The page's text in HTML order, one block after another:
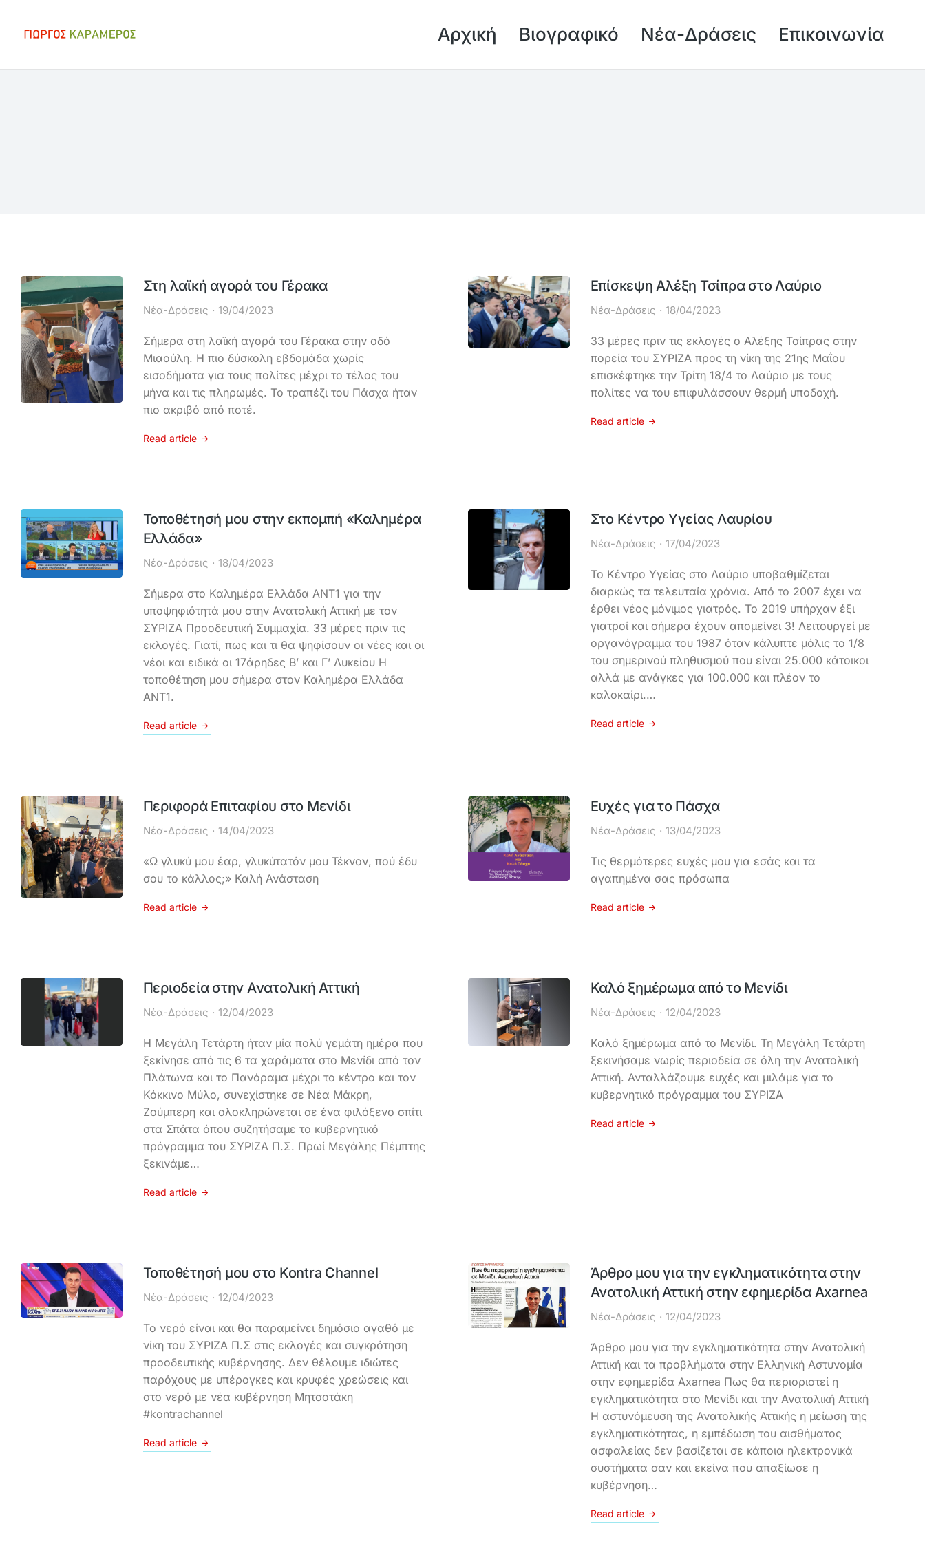
Αρχική Βιογραφικό Νέα-Δράσεις Επικοινωνία
Στη λαϊκή αγορά του Γέρακα
Νέα-Δράσεις 19/04/2023
Σήμερα στη λαϊκή αγορά του Γέρακα στην οδό
Μιαούλη. Η πιο δύσκολη εβδομάδα χωρίς
εισοδήματα για τους πολίτες μέχρι το τέλος του
μήνα και τις πληρωμές. Το τραπέζι του Πάσχα ήταν
πιο ακριβό από ποτέ.
Read article
Επίσκεψη Αλέξη Τσίπρα στο Λαύριο
Νέα-Δράσεις 18/04/2023
33 μέρες πριν τις εκλογές ο Αλέξης Τσίπρας στην
πορεία του ΣΥΡΙΖΑ προς τη νίκη της 21ης Μαΐου
επισκέφτηκε την Τρίτη 18/4 το Λαύριο με τους
πολίτες να του επιφυλάσσουν θερμή υποδοχή.
Read article
Τοποθέτησή μου στην εκπομπή «Καλημέρα
Ελλάδα»
Νέα-Δράσεις 18/04/2023
Σήμερα στο Καλημέρα Ελλάδα ANT1 για την
υποψηφιότητά μου στην Ανατολική Αττική με τον
ΣΥΡΙΖΑ Προοδευτική Συμμαχία. 33 μέρες πριν τις
εκλογές. Γιατί, πως και τι θα ψηφίσουν οι νέες και οι
νέοι και ειδικά οι 17άρηδες Β’ και Γ’ Λυκείου Η
τοποθέτηση μου σήμερα στον Καλημέρα Ελλάδα
ANT1.
Read article
Στο Κέντρο Υγείας Λαυρίου
Νέα-Δράσεις 17/04/2023
Το Κέντρο Υγείας στο Λαύριο υποβαθμίζεται
διαρκώς τα τελευταία χρόνια. Από το 2007 έχει να
έρθει νέος μόνιμος γιατρός. Το 2019 υπήρχαν έξι
γιατροί και σήμερα έχουν απομείνει 3! Λειτουργεί με
οργανόγραμμα του 1987 όταν κάλυπτε μόλις το 1/8
του σημερινού πληθυσμού που είναι 25.000 κάτοικοι
αλλά με ανάγκες για 100.000 και πλέον το
καλοκαίρι.…
Read article
Περιφορά Επιταφίου στο Μενίδι
Νέα-Δράσεις 14/04/2023
«Ω γλυκύ μου έαρ, γλυκύτατόν μου Τέκνον, πού έδυ
σου το κάλλος;» Καλή Ανάσταση
Read article
Ευχές για το Πάσχα
Νέα-Δράσεις 13/04/2023
Τις θερμότερες ευχές μου για εσάς και τα
αγαπημένα σας πρόσωπα
Read article
Περιοδεία στην Ανατολική Αττική
Νέα-Δράσεις 12/04/2023
Η Μεγάλη Τετάρτη ήταν μία πολύ γεμάτη ημέρα που
ξεκίνησε από τις 6 τα χαράματα στο Μενίδι από τον
Πλάτωνα και το Πανόραμα μέχρι το κέντρο και τον
Κόκκινο Μύλο, συνεχίστηκε σε Νέα Μάκρη,
Ζούμπερη και ολοκληρώνεται σε ένα φιλόξενο σπίτι
στα Σπάτα όπου συζητήσαμε το κυβερνητικό
πρόγραμμα του ΣΥΡΙΖΑ Π.Σ. Πρωί Μεγάλης Πέμπτης
ξεκινάμε…
Read article
Καλό ξημέρωμα από το Μενίδι
Νέα-Δράσεις 12/04/2023
Καλό ξημέρωμα από το Μενίδι. Τη Μεγάλη Τετάρτη
ξεκινήσαμε νωρίς περιοδεία σε όλη την Ανατολική
Αττική. Ανταλλάζουμε ευχές και μιλάμε για το
κυβερνητικό πρόγραμμα του ΣΥΡΙΖΑ
Read article
Τοποθέτησή μου στο Kontra Channel
Νέα-Δράσεις 12/04/2023
Το νερό είναι και θα παραμείνει δημόσιο αγαθό με
νίκη του ΣΥΡΙΖΑ Π.Σ στις εκλογές και συγκρότηση
προοδευτικής κυβέρνησης. Δεν θέλουμε ιδιώτες
παρόχους με υπέρογκες και κρυφές χρεώσεις και
στο νερό με νέα κυβέρνηση Μητσοτάκη
#kontrachannel
Read article
Άρθρο μου για την εγκληματικότητα στην
Ανατολική Αττική στην εφημερίδα Axarnea
Νέα-Δράσεις 12/04/2023
Άρθρο μου για την εγκληματικότητα στην Ανατολική
Αττική και τα προβλήματα στην Ελληνική Αστυνομία
στην εφημερίδα Axarnea Πως θα περιοριστεί η
εγκληματικότητα στο Μενίδι και την Ανατολική Αττική
Η αστυνόμευση της Ανατολικής Αττικής η μείωση της
εγκληματικότητας, η εμπέδωση του αισθήματος
ασφαλείας δεν βασίζεται σε κάποια ηλεκτρονικά
συστήματα σαν και εκείνα που απαξίωσε η
κυβέρνηση…
Read article